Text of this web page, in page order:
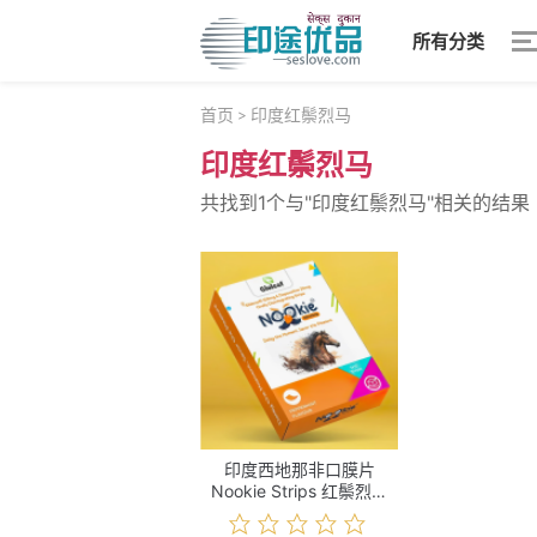
所有分类
首页 > 印度红鬃烈马
印度红鬃烈马
共找到1个与"印度红鬃烈马"相关的结果
印度西地那非口膜片
Nookie Strips 红鬃烈马
10s价格